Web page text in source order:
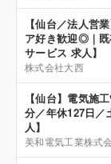
【仙台／法人営
ア好き歓迎◎｜
サービス 求人】
株式会社大西
【仙台】電気施
分／年休127日
人】
美和電気工業株式